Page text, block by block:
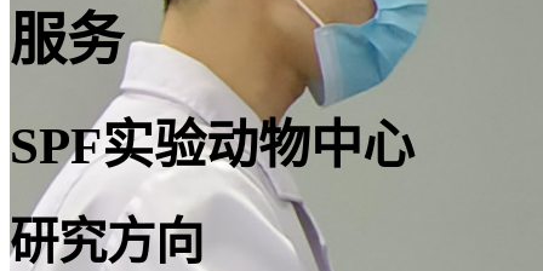
服务
SPF实验动物中心
研究方向